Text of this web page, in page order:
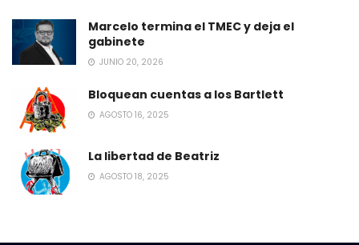
Marcelo termina el TMEC y deja el
gabinete
JUNIO 20, 2026
Bloquean cuentas a los Bartlett
AGOSTO 16, 2025
La libertad de Beatriz
AGOSTO 18, 2025